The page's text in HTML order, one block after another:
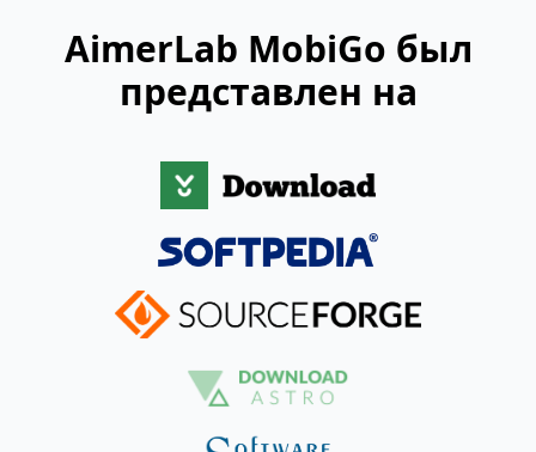
AimerLab MobiGo был
представлен на